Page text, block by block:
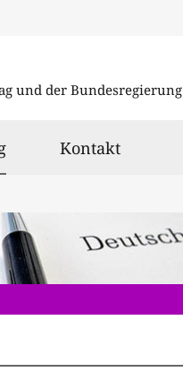
und der Bundesregierung
ausgewählt
Kontakt